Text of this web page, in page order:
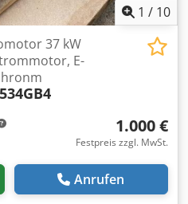
1 / 10
37 kW
E-
1.000 €
Festpreis zzgl. MwSt.
Anrufen